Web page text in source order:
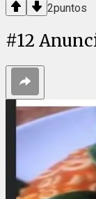
2puntos
#12